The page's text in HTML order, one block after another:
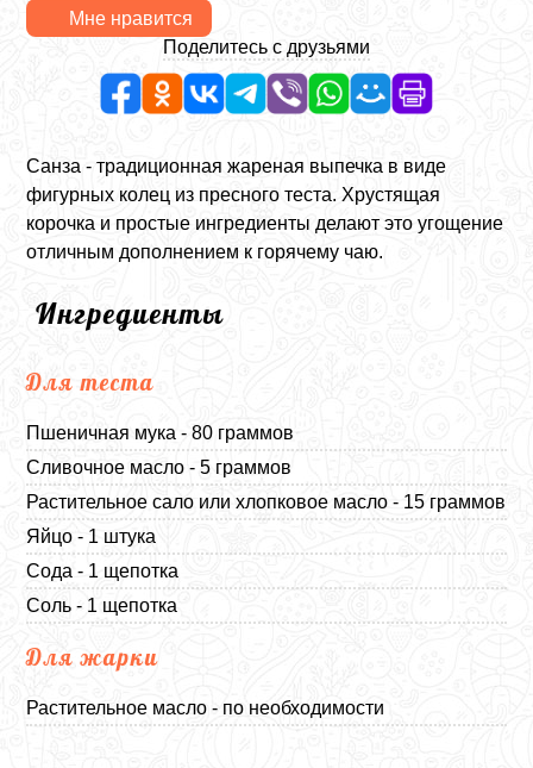
Мне нравится
Поделитесь с друзьями
Санза - традиционная жареная выпечка в виде
фигурных колец из пресного теста. Хрустящая
корочка и простые ингредиенты делают это угощение
отличным дополнением к горячему чаю.
Ингредиенты
Для теста
Пшеничная мука - 80 граммов
Сливочное масло - 5 граммов
Растительное сало или хлопковое масло - 15 граммов
Яйцо - 1 штука
Сода - 1 щепотка
Соль - 1 щепотка
Для жарки
Растительное масло - по необходимости